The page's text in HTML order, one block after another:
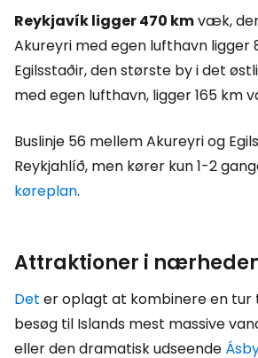
Reykjavík ligger 470 kmvæk,
Akureyri med egen lufthavn
Egilsstaðir, den største by i det
med egen lufthavn, ligger 165 km
Buslinje 56 mellem Akureyri og
Reykjahlíð, men kører kun 1-2
køreplan.
Attraktioner i
Det er oplagt at kombinere en tur
besøg til Islands mest massive
eller den dramatisk udseende